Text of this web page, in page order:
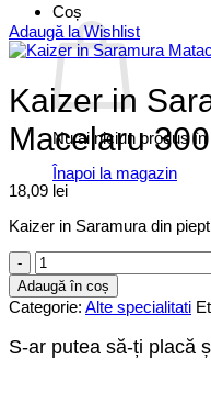
Coș
Nu ai niciun produs în
Înapoi la magazin
Adaugă la Wishlist
Kaizer in
Macelaru
18,09 lei
Kaizer in Saramura din
Cantitate
Kaizer
in
Saramura
Macelaru
Adaugă în coș
Categorie: Alte specialitati
S-ar putea să-ți placă